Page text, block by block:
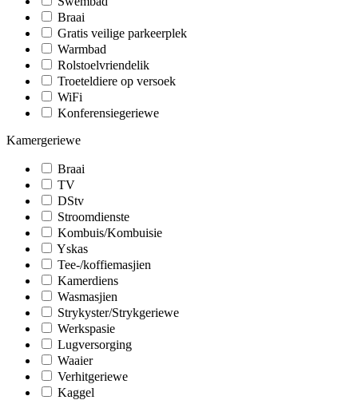
Braai
Gratis veilige parkeerplek
Warmbad
Rolstoelvriendelik
Troeteldiere op versoek
WiFi
Konferensiegeriewe
Kamergeriewe
Braai
TV
DStv
Stroomdienste
Kombuis/Kombuisie
Yskas
Tee-/koffiemasjien
Kamerdiens
Wasmasjien
Strykyster/Strykgeriewe
Werkspasie
Lugversorging
Waaier
Verhitgeriewe
Kaggel